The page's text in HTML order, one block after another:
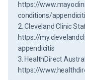
https://
conditions/
2. Cleveland Clinic
https://
appendicitis
3. HealthDirect
https://